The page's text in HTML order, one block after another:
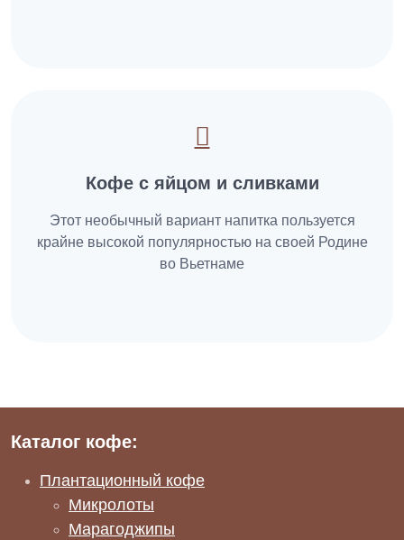
Кофе с яйцом и сливками
Этот необычный вариант напитка пользуется
крайне высокой популярностью на своей Родине
во Вьетнаме
Каталог кофе:
Плантационный кофе
Микролоты
Марагоджипы